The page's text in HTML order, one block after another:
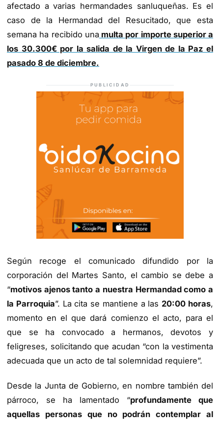
afectado a varias hermandades sanluqueñas. Es el
caso de la Hermandad del Resucitado, que esta
semana ha recibido una multa por importe superior a
los 30.300€ por la salida de la Virgen de la Paz el
pasado 8 de diciembre.
PUBLICIDAD
Según recoge el comunicado difundido por la
corporación del Martes Santo, el cambio se debe a
“motivos ajenos tanto a nuestra Hermandad como a
la Parroquia”. La cita se mantiene a las 20:00 horas,
momento en el que dará comienzo el acto, para el
que se ha convocado a hermanos, devotos y
feligreses, solicitando que acudan “con la vestimenta
adecuada que un acto de tal solemnidad requiere”.
Desde la Junta de Gobierno, en nombre también del
párroco, se ha lamentado “profundamente que
aquellas personas que no podrán contemplar al